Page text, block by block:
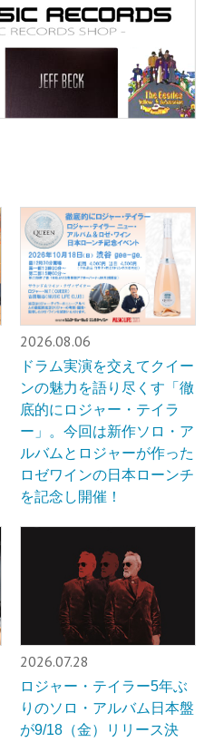
2026.08.06
ドラム実演を交えてクイー
ンの魅力を語り尽くす「徹
底的にロジャー・テイラ
ー」。今回は新作ソロ・ア
ルバムとロジャーが作った
ロゼワインの日本ローンチ
を記念し開催！
2026.07.28
ロジャー・テイラー5年ぶ
りのソロ・アルバム日本盤
が9/18（金）リリース決